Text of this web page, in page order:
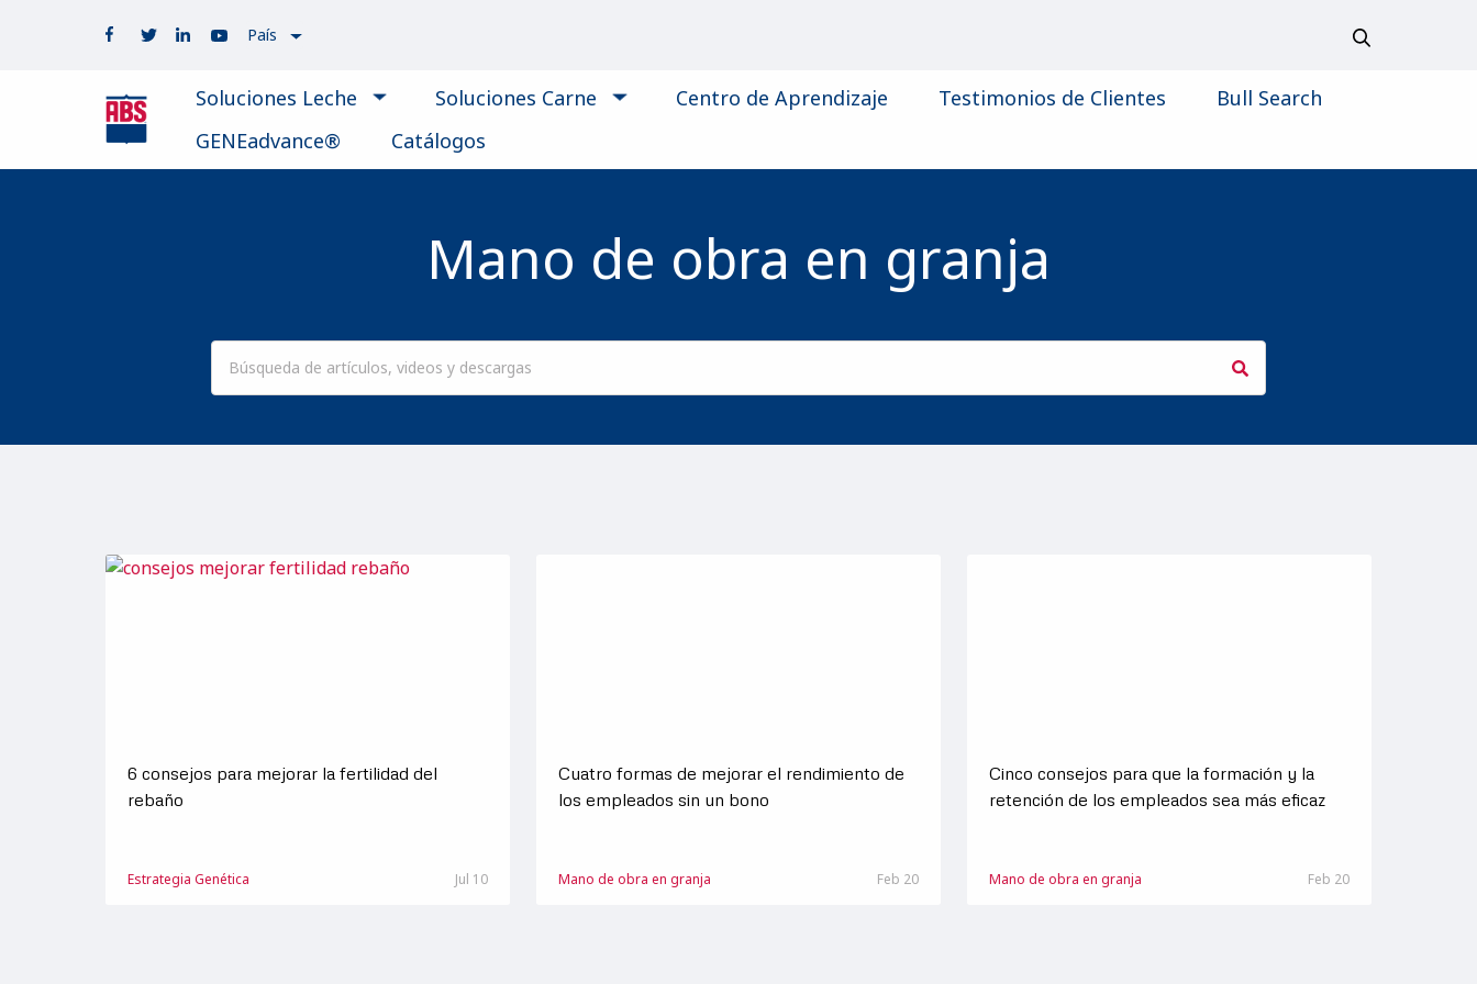
País
Soluciones Leche Soluciones Carne Centro de Aprendizaje Testimonios de Clientes
Bull Search
GENEadvance®
Catálogos
Mano de obra en granja
6 consejos para mejorar la fertilidad del
rebaño
Estrategia Genética Jul 10
Cuatro formas de mejorar el rendimiento de
los empleados sin un bono
Mano de obra en granja Feb 20
Cinco consejos para que la formación y la
retención de los empleados sea más eficaz
Mano de obra en granja Feb 20